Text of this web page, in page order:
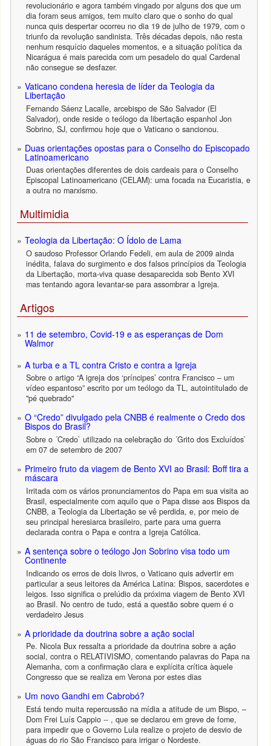
revolucionário e agora também vingado por alguns dos que um
dia foram seus amigos, tem muito claro que o sonho do qual
nunca quis despertar ocorreu no dia 19 de julho de 1979, com o
triunfo da revolução sandinista. Três décadas depois, não resta
nenhum resquício daqueles momentos, e a situação política da
Nicarágua é mais parecida com um pesadelo do qual Cardenal
não consegue se desfazer.
Vaticano condena heresia de líder da Teologia da
Libertação
Fernando Sáenz Lacalle, arcebispo de São Salvador (El
Salvador), onde reside o teólogo da libertação espanhol Jon
Sobrino, SJ, confirmou hoje que o Vaticano o sancionou.
Duas orientações opostas para o Conselho do Episcopado
Latinoamericano
Duas orientações diferentes de dois cardeais para o Conselho
Episcopal Latinoamericano (CELAM): uma focada na Eucaristia, e
a outra no marxismo.
Multimidia
Teologia da Libertação: O Ídolo de Lama
O saudoso Professor Orlando Fedeli, em aula de 2009 ainda
inédita, falava do surgimento e dos falsos princípios da Teologia
da Libertação, morta-viva quase desaparecida sob Bento XVI
mas tentando agora levantar-se para assombrar a Igreja.
Artigos
11 de setembro, Covid-19 e as esperanças de Dom
Walmor
A turba e a TL contra Cristo e contra a Igreja
Sobre o artigo “A igreja dos ‘príncipes’ contra Francisco – um
vídeo espantoso” escrito por um teólogo da TL, autointitulado de
"pé quebrado"
O “Credo” divulgado pela CNBB é realmente o Credo dos
Bispos do Brasil?
Sobre o ´Credo` utilizado na celebração do ´Grito dos Excluídos`
em 07 de setembro de 2007
Primeiro fruto da viagem de Bento XVI ao Brasil: Boff tira a
máscara
Irritada com os vários pronunciamentos do Papa em sua visita ao
Brasil, especialmente com aquilo que o Papa disse aos Bispos da
CNBB, a Teologia da Libertação se vê perdida, e, por meio de
seu principal heresiarca brasileiro, parte para uma guerra
declarada contra o Papa e contra a Igreja Católica.
A sentença sobre o teólogo Jon Sobrino visa todo um
Continente
Indicando os erros de dois livros, o Vaticano quis advertir em
particular a seus leitores da América Latina: Bispos, sacerdotes e
leigos. Isso significa o prelúdio da próxima viagem de Bento XVI
ao Brasil. No centro de tudo, está a questão sobre quem é o
verdadeiro Jesus
A prioridade da doutrina sobre a ação social
Pe. Nicola Bux ressalta a prioridade da doutrina sobre a ação
social, contra o RELATIVISMO, comentando palavras do Papa na
Alemanha, com a confirmação clara e explícita crítica àquele
Congresso que se realiza em Verona por estes dias
Um novo Gandhi em Cabrobó?
Está tendo muita repercussão na mídia a atitude de um Bispo, –
Dom Frei Luís Cappio -- , que se declarou em greve de fome,
para impedir que o Governo Lula realize o projeto de desvio de
águas do rio São Francisco para irrigar o Nordeste.